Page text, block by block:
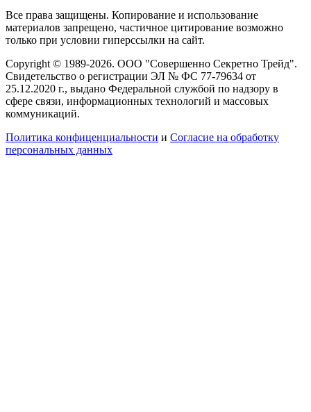
Все права защищены. Копирование и использование
материалов запрещено, частичное цитирование возможно
только при условии гиперссылки на сайт.
Copyright © 1989-2026. ООО "Совершенно Секретно Трейд".
Свидетельство о регистрации ЭЛ № ФС 77-79634 от
25.12.2020 г., выдано Федеральной службой по надзору в
сфере связи, информационных технологий и массовых
коммуникаций.
Политика конфиценциальности и Согласие на обработку
персональных данных